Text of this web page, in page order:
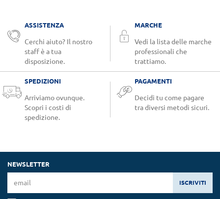
ASSISTENZA
Cerchi aiuto? Il nostro
staff è a tua
disposizione.
MARCHE
Vedi la lista delle marche
professionali che
trattiamo.
SPEDIZIONI
Arriviamo ovunque.
Scopri i costi di
spedizione.
PAGAMENTI
Decidi tu come pagare
tra diversi metodi sicuri.
NEWSLETTER
ISCRIVITI